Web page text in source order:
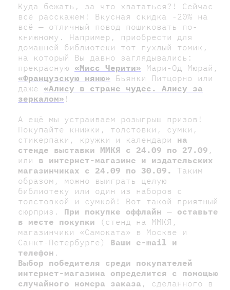
Куда бежать, за что хвататься?! Сейчас
всё расскажем! Вкусная скидка -20% на
всё — отличный повод пошиковать по-
книжному. Например, приобрести для
домашней библиотеки тот пухлый томик,
на который Вы давно заглядывались:
прекрасную «Мисс Черити» Мари-Од Мюрай,
«Французскую няню» Бьянки Питцорно или
даже «Алису в стране чудес. Алису за
зеркалом» !
А ещё мы устраиваем розыгрыш призов!
Покупайте книжки, толстовки, сумки,
стикерпаки, кружки и календари на
стенде выставки ММКЯ с 24.09 по 27.09 ,
или в интернет-магазине и издательских
магазинчиках с 24.09 по 30.09.
Таким
образом, можно выиграть целую
библиотеку или один из наборов с
толстовкой и сумкой! Вот такой приятный
сюрприз. При покупке оффлайн — оставьте
в месте покупки (стенд на ММКЯ,
магазинчики «Самоката» в Москве и
Санкт-Петербурге) Ваши e-mail и
телефон .
Выбор победителя среди покупателей
интернет-магазина определится с помощью
случайного номера заказа , сделанного в